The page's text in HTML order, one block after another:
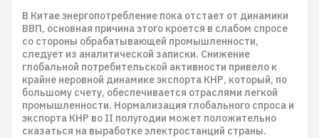
В Китае энергопотребление пока отстает от динамики
ВВП, основная причина этого кроется в слабом спросе
со стороны обрабатывающей промышленности,
следует из аналитической записки. Снижение
глобальной потребительской активности привело к
крайне неровной динамике экспорта КНР, который, по
большому счету, обеспечивается отраслями легкой
промышленности. Нормализация глобального спроса и
экспорта КНР во II полугодии может положительно
сказаться на выработке электростанций страны.